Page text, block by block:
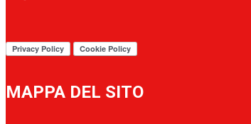
MAPPA DEL SITO